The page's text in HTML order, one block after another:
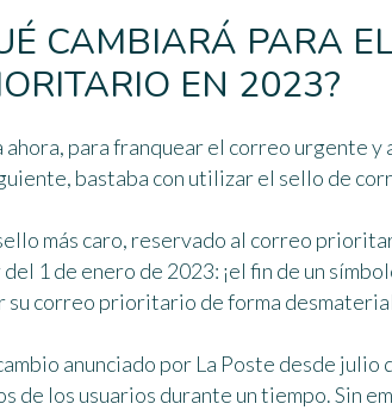
CAMBIARÁ PARA
EN 2023?
ahora, para franquear el correo urgente y
bastaba con utilizarel sello de
más caro, reservado al correo
1 de enero de 2023: ¡el fin de un
su correo prioritario de forma
anunciado por La Poste desde
de los usuarios durante un tiempo. Sin